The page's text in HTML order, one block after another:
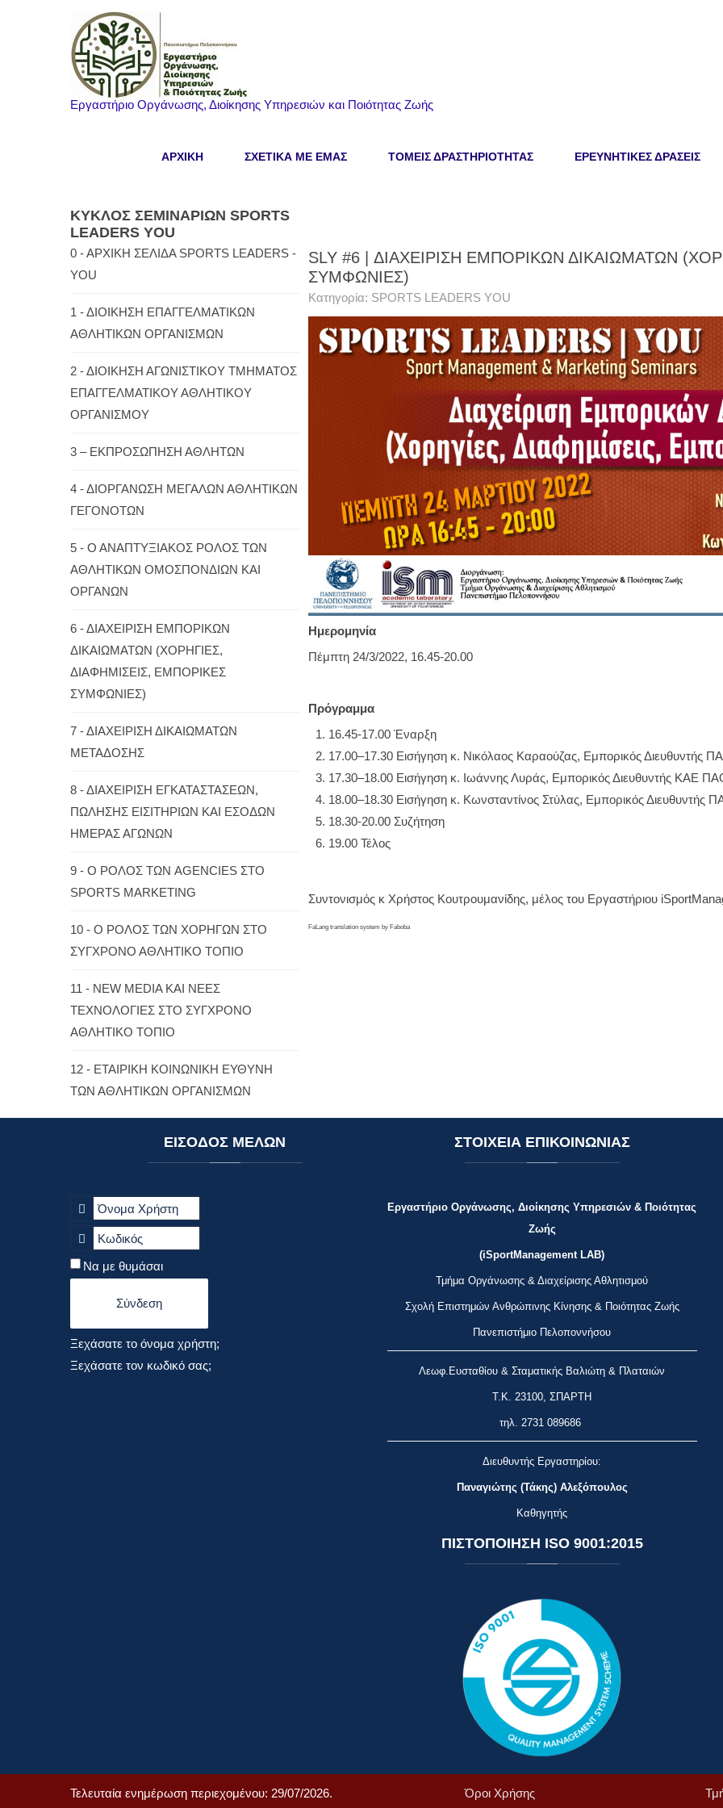
Εργαστήριο Οργάνωσης, Διοίκησης Υπηρεσιών και Ποιότητας Ζωής
ΑΡΧΙΚΗ ΣΧΕΤΙΚΑ ΜΕ ΕΜΑΣ ΤΟΜΕΙΣ ΔΡΑΣΤΗΡΙΟΤΗΤΑΣ ΕΡΕΥΝΗΤΙΚΕΣ ΔΡΑΣΕΙΣ
SLY #6 | ΔΙΑΧΕΙΡΙΣΗ ΕΜΠΟΡΙΚΩΝ ΔΙΚΑΙΩΜΑΤΩΝ
ΣΥΜΦΩΝΙΕΣ)
Κατηγορία: SPORTS LEADERS YOU
Ημερομηνία
Πέμπτη 24/3/2022, 16.45-20.00
Πρόγραμμα
16.45-17.00 Έναρξη
17.00–17.30 Εισήγηση κ. Νικόλαος Καραούζας, Εμπορικός Διευθυντής
17.30–18.00 Εισήγηση κ. Ιωάννης Λυράς, Εμπορικός Διευθυντής ΚΑΕ
18.00–18.30 Εισήγηση κ. Κωνσταντίνος Στύλας, Εμπορικός Διευθυντής
18.30-20.00 Συζήτηση
19.00 Τέλος
Συντονισμός κ Χρήστος Κουτρουμανίδης, μέλος του Εργαστήριου
FaLang translation system by Faboba
ΚΥΚΛΟΣ ΣΕΜΙΝΑΡΙΩΝ SPORTS
LEADERS YOU
0 - ΑΡΧΙΚΗ ΣΕΛΙΔΑ SPORTS LEADERS -
YOU
1 - ΔΙΟΙΚΗΣΗ ΕΠΑΓΓΕΛΜΑΤΙΚΩΝ
ΑΘΛΗΤΙΚΩΝ ΟΡΓΑΝΙΣΜΩΝ
2 - ΔΙΟΙΚΗΣΗ ΑΓΩΝΙΣΤΙΚΟΥ ΤΜΗΜΑΤΟΣ
ΕΠΑΓΓΕΛΜΑΤΙΚΟΥ ΑΘΛΗΤΙΚΟΥ
ΟΡΓΑΝΙΣΜΟΥ
3 – ΕΚΠΡΟΣΩΠΗΣΗ ΑΘΛΗΤΩΝ
4 - ΔΙΟΡΓΑΝΩΣΗ ΜΕΓΑΛΩΝ ΑΘΛΗΤΙΚΩΝ
ΓΕΓΟΝΟΤΩΝ
5 - Ο ΑΝΑΠΤΥΞΙΑΚΟΣ ΡΟΛΟΣ ΤΩΝ
ΑΘΛΗΤΙΚΩΝ ΟΜΟΣΠΟΝΔΙΩΝ ΚΑΙ
ΟΡΓΑΝΩΝ
6 - ΔΙΑΧΕΙΡΙΣΗ ΕΜΠΟΡΙΚΩΝ
ΔΙΚΑΙΩΜΑΤΩΝ (ΧΟΡΗΓΙΕΣ,
ΔΙΑΦΗΜΙΣΕΙΣ, ΕΜΠΟΡΙΚΕΣ
ΣΥΜΦΩΝΙΕΣ)
7 - ΔΙΑΧΕΙΡΙΣΗ ΔΙΚΑΙΩΜΑΤΩΝ
METAΔΟΣΗΣ
8 - ΔΙΑΧΕΙΡΙΣΗ ΕΓΚΑΤΑΣΤΑΣΕΩΝ,
ΠΩΛΗΣΗΣ ΕΙΣΙΤΗΡΙΩΝ ΚΑΙ ΕΣΟΔΩΝ
ΗΜΕΡΑΣ ΑΓΩΝΩΝ
9 - O ΡΟΛΟΣ ΤΩΝ AGENCIES ΣΤΟ
SPORTS MARKETING
10 - O ΡΟΛΟΣ ΤΩΝ ΧΟΡΗΓΩΝ ΣΤΟ
ΣΥΓΧΡΟΝΟ ΑΘΛΗΤΙΚΟ ΤΟΠΙΟ
11 - NEW MEDIA ΚΑΙ ΝΕΕΣ
ΤΕΧΝΟΛΟΓΙΕΣ ΣΤΟ ΣΥΓΧΡΟΝΟ
ΑΘΛΗΤΙΚΟ ΤΟΠΙΟ
12 - ΕΤΑΙΡΙΚΗ ΚΟΙΝΩΝΙΚΗ ΕΥΘΥΝΗ
ΤΩΝ ΑΘΛΗΤΙΚΩΝ ΟΡΓΑΝΙΣΜΩΝ
ΕΙΣΟΔΟΣ ΜΕΛΩΝ
Να με θυμάσαι
Σύνδεση
Ξεχάσατε το όνομα χρήστη;
Ξεχάσατε τον κωδικό σας;
ΣΤΟΙΧΕΙΑΕΠΙΚΟΙΝΩΝΙΑΣ
Εργαστήριο Οργάνωσης, Διοίκησης Υπηρεσιών & Ποιότητας
Ζωής
(iSportManagement LAB)
Τμήμα Οργάνωσης & Διαχείρισης Αθλητισμού
Σχολή Επιστημών Ανθρώπινης Κίνησης & Ποιότητας Ζωής
Πανεπιστήμιο Πελοποννήσου
Λεωφ.Ευσταθίου & Σταματικής Βαλιώτη & Πλαταιών
Τ.Κ. 23100, ΣΠΑΡΤΗ
τηλ.2731 089686
Διευθυντής Εργαστηρίου:
Παναγιώτης (Τάκης) Αλεξόπουλος
Καθηγητής
ΠΙΣΤΟΠΟΙΗΣΗ ISO 9001:2015
Τελευταία ενημέρωση περιεχομένου: 29/07/2026. Όροι Χρήσης